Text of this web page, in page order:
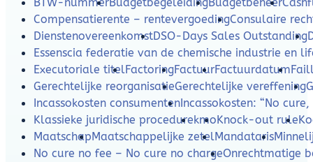
Compensatierente – rentevergoedingConsulaire
DienstenovereenkomstDSO-Days Sales Outstanding
Essenscia federatie van de chemische industrie en
Executoriale titelFactoringFactuurFactuurdatum
Gerechtelijke reorganisatieGerechtelijke vereffening
Incassokosten consumentenIncassokosten: “No
Klassieke juridische procedurekmoKnock-out rule
MaatschapMaatschappelijke zetelMandataris
No cure no fee – No cure no chargeOnrechtmatige